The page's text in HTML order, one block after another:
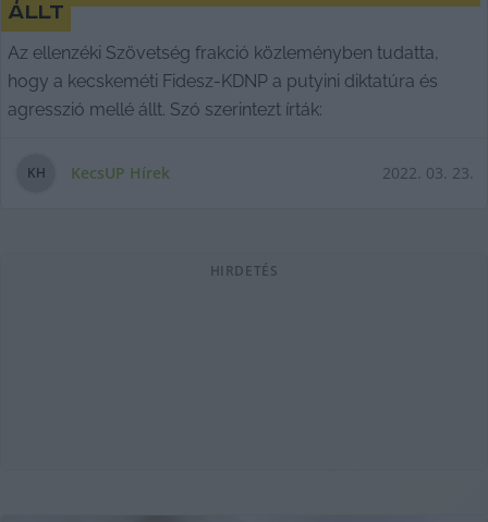
állt
Az ellenzéki Szövetség frakció közleményben tudatta,
hogy a kecskeméti Fidesz-KDNP a putyini diktatúra és
agresszió mellé állt. Szó szerintezt írták:
KH KecsUP Hírek 2022. 03. 23.
HIRDETÉS